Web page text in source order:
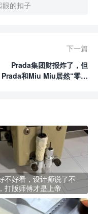
眼的扣子
下一篇
Prada集团财报炸了，但
Prada和Miu Miu居然“零增
不好看，设计师说了不
打版师傅才是上帝